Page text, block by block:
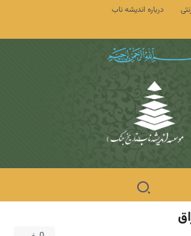
درباره اندیشه ناب